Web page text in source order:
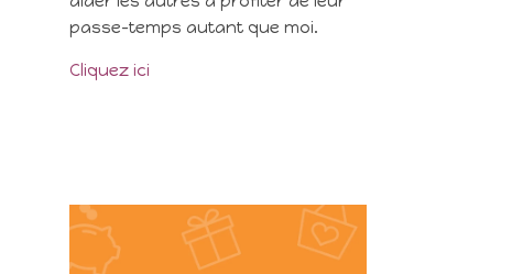
passe-temps autant que moi.
Cliquez ici